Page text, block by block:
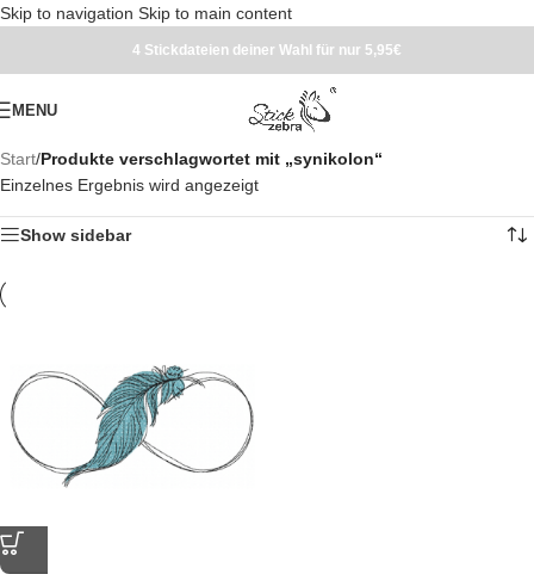
Skip to navigation Skip to main content
4 Stickdateien deiner Wahl für nur 5,95€
MENU
Start/Produkte verschlagwortet mit „synikolon“
Einzelnes Ergebnis wird angezeigt
Show sidebar